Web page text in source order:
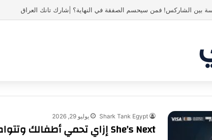
بالفكرة وآمن برائد الأعمال
Shark Tank Egypt يوليو 29, 2026
She’s Next إزاي تحمي أطفالك وتتواصل معاهم بسهولة؟ | الحلقة الثالثة من